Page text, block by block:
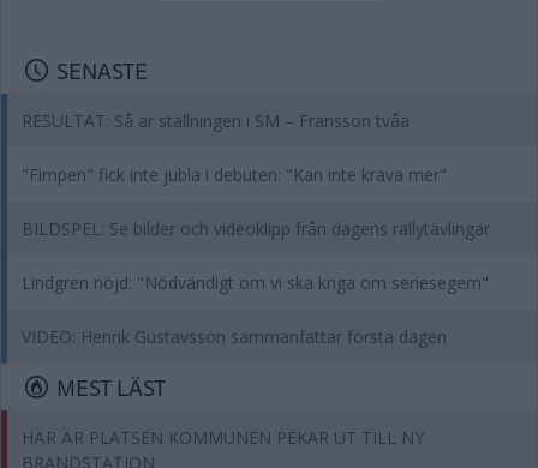
SENASTE
RESULTAT: Så är ställningen i SM – Fransson tvåa
"Fimpen" fick inte jubla i debuten: "Kan inte kräva mer"
BILDSPEL: Se bilder och videoklipp från dagens rallytävlingar
Lindgren nöjd: "Nödvändigt om vi ska kriga om seriesegern"
VIDEO: Henrik Gustavsson sammanfattar första dagen
MEST LÄST
HÄR ÄR PLATSEN KOMMUNEN PEKAR UT TILL NY
BRANDSTATION